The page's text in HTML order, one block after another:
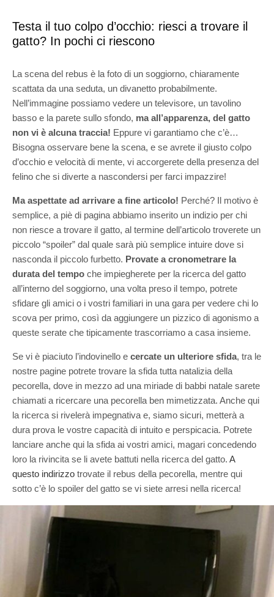
Testa il tuo colpo d’occhio: riesci a trovare il
gatto? In pochi ci riescono
La scena del rebus è la foto di un soggiorno, chiaramente
scattata da una seduta, un divanetto probabilmente.
Nell’immagine possiamo vedere un televisore, un tavolino
basso e la parete sullo sfondo, ma all’apparenza, del gatto
non vi è alcuna traccia! Eppure vi garantiamo che c’è…
Bisogna osservare bene la scena, e se avrete il giusto colpo
d’occhio e velocità di mente, vi accorgerete della presenza del
felino che si diverte a nascondersi per farci impazzire!
Ma aspettate ad arrivare a fine articolo! Perché? Il motivo è
semplice, a piè di pagina abbiamo inserito un indizio per chi
non riesce a trovare il gatto, al termine dell’articolo troverete un
piccolo “spoiler” dal quale sarà più semplice intuire dove si
nasconda il piccolo furbetto. Provate a cronometrare la
durata del tempo che impiegherete per la ricerca del gatto
all’interno del soggiorno, una volta preso il tempo, potrete
sfidare gli amici o i vostri familiari in una gara per vedere chi lo
scova per primo, così da aggiungere un pizzico di agonismo a
queste serate che tipicamente trascorriamo a casa insieme.
Se vi è piaciuto l’indovinello e cercate un ulteriore sfida, tra le
nostre pagine potrete trovare la sfida tutta natalizia della
pecorella, dove in mezzo ad una miriade di babbi natale sarete
chiamati a ricercare una pecorella ben mimetizzata. Anche qui
la ricerca si rivelerà impegnativa e, siamo sicuri, metterà a
dura prova le vostre capacità di intuito e perspicacia. Potrete
lanciare anche qui la sfida ai vostri amici, magari concedendo
loro la rivincita se li avete battuti nella ricerca del gatto. A
questo indirizzo trovate il rebus della pecorella, mentre qui
sotto c’è lo spoiler del gatto se vi siete arresi nella ricerca!